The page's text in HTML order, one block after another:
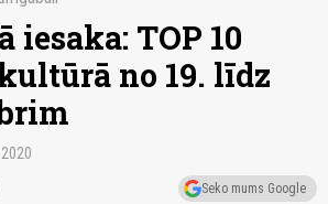
iesaka: TOP 10
no 19. līdz
Seko mums Google